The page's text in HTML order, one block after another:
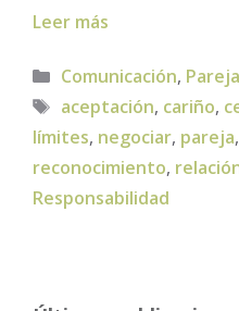
Leer más
Categorías
Comunicación, Pareja
Etiquetas
aceptación, cariño,
límites, negociar, pareja,
reconocimiento,
Responsabilidad